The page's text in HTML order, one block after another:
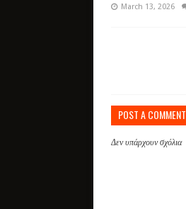
March 13, 2026
POST A COMMENT
Δεν υπάρχουν σχόλια